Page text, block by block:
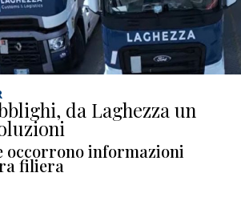
da Laghezza un
occorrono informazioni
filiera